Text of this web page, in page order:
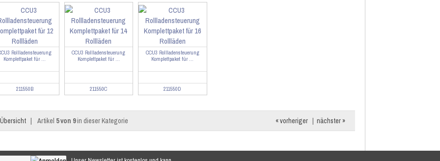
Rollladensteuerung
Komplettpaket für ...
211550B
CCU3 Rollladensteuerung
Komplettpaket für ...
211550C
CCU3 Rollladensteuerung
Komplettpaket für ...
211550D
Übersicht | Artikel 5 von 9in dieser Kategorie « vorheriger | nächster »